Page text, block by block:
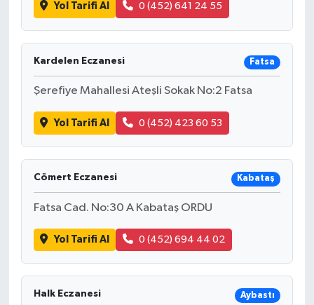
Yol Tarifi Al 0 (452) 641 24 55
Kardelen Eczanesi Fatsa
Şerefiye Mahallesi Ateşli Sokak No:2 Fatsa
Yol Tarifi Al 0 (452) 423 60 53
Cömert Eczanesi Kabataş
Fatsa Cad. No:30 A Kabataş ORDU
Yol Tarifi Al 0 (452) 694 44 02
Halk Eczanesi Aybastı